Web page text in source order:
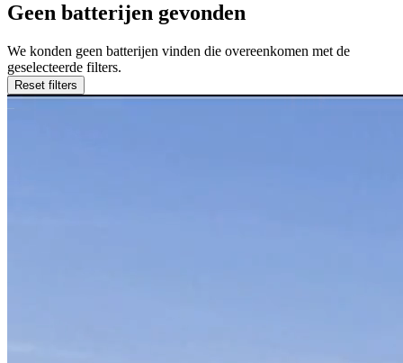
Geen batterijen gevonden
We konden geen batterijen vinden die overeenkomen met de
geselecteerde filters.
Reset filters